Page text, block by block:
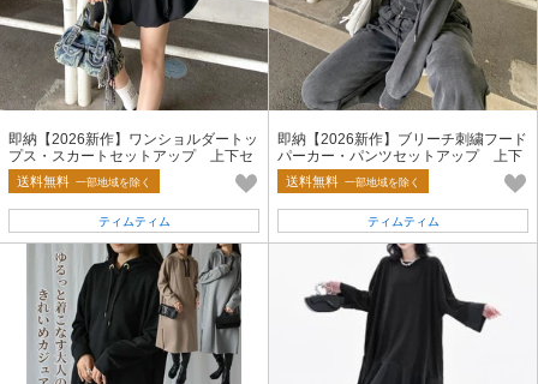
即納【2026新作】ワンショルダートッ
プス・スカートセットアップ 上下セ
ット 2点 バルーン ワンショル
送料無料 一部地域を除く
ティムティム
即納【2026新作】ブリーチ刺繍フード
パーカー・パンツセットアップ 上下
セット 2点セット WZIP
送料無料 一部地域を除く
ティムティム